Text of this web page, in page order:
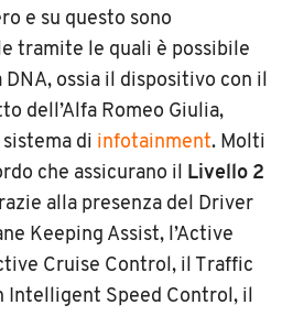
e su questo sono
tramite le quali è possibile
ossia il dispositivo con il
dell’Alfa Romeo Giulia,
di infotainment. Molti
che assicurano il Livello 2
alla presenza del Driver
Keeping Assist, l’Active
Cruise Control, il Traffic
Intelligent Speed Control, il